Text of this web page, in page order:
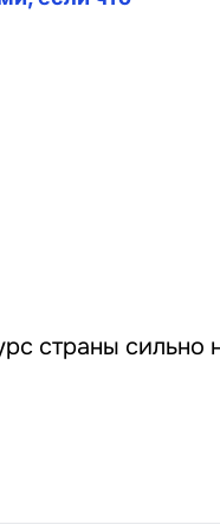
страны сильно